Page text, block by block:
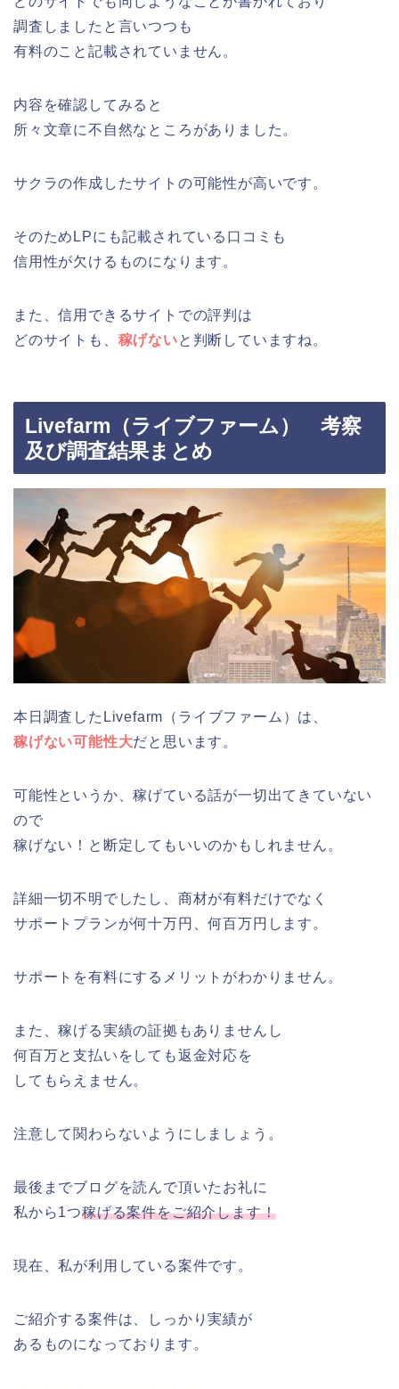
調査しましたと言いつつも
有料のこと記載されていません。
内容を確認してみると
所々文章に不自然なところがありました。
サクラの作成したサイトの可能性が高いです。
そのためLPにも記載されている口コミも
信用性が欠けるものになります。
また、信用できるサイトでの評判は
どのサイトも、 稼げないと判断していますね。
Livefarm（ライブファーム） 考察
及び調査結果まとめ
本日調査したLivefarm（ライブファーム）は、
稼げない可能性大だと思います。
可能性というか、稼げている話が一切出てきていない
ので
稼げない！と断定してもいいのかもしれません。
詳細一切不明でしたし、商材が有料だけでなく
サポートプランが何十万円、何百万円します。
サポートを有料にするメリットがわかりません。
また、稼げる実績の証拠もありませんし
何百万と支払いをしても返金対応を
してもらえません。
注意して関わらないようにしましょう。
最後までブログを読んで頂いたお礼に
私から1つ稼げる案件をご紹介します！
現在、私が利用している案件です。
ご紹介する案件は、しっかり実績が
あるものになっております。